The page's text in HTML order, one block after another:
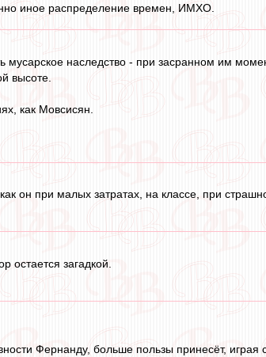
иное распределение времен, ИМХО.
мусарское наследство - при засранном им
высоте.
как Мовсисян.
он при малых затратах, на классе, при
остается загадкой.
Фернанду, больше пользы принесёт, играя